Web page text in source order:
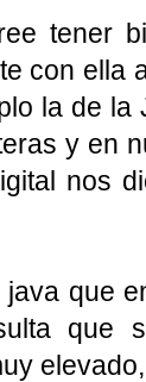
tener
con ella
la de
y en
nos
que